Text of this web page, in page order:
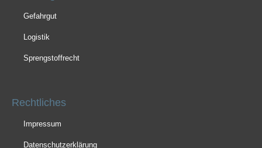
Gefahrgut
Logistik
Sprengstoffrecht
Rechtliches
Impressum
Datenschutzerklärung